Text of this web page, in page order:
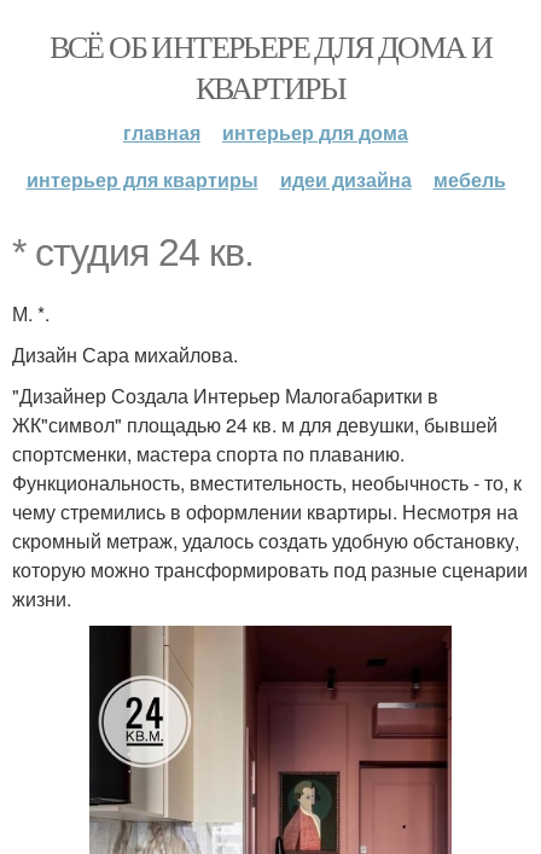
ВСЁ ОБ ИНТЕРЬЕРЕ ДЛЯ ДОМА И
КВАРТИРЫ
главная
интерьер для дома
интерьер для квартиры
идеи дизайна мебель
* студия 24 кв.
М. *.
Дизайн Сара михайлова.
"Дизайнер Создала Интерьер Малогабаритки в
ЖК"символ" площадью 24 кв. м для девушки, бывшей
спортсменки, мастера спорта по плаванию.
Функциональность, вместительность, необычность - то, к
чему стремились в оформлении квартиры. Несмотря на
скромный метраж, удалось создать удобную обстановку,
которую можно трансформировать под разные сценарии
жизни.